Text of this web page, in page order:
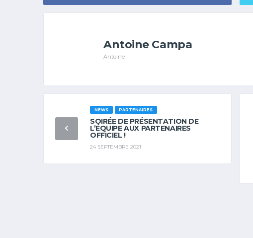
Antoine Campa
Antoine
NEWS PARTENAIRES
SOIRÉE DE PRÉSENTATION DE
L’ÉQUIPE AUX PARTENAIRES
OFFICIEL !
24 SEPTEMBRE 2021